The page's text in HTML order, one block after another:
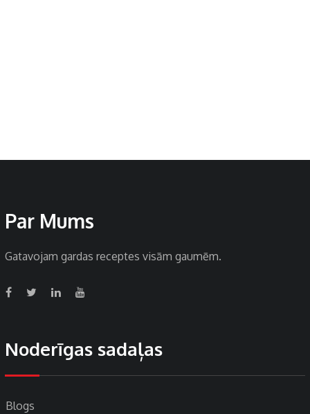
Par Mums
Gatavojam gardas receptes visām gaumēm.
Noderīgas sadaļas
Blogs